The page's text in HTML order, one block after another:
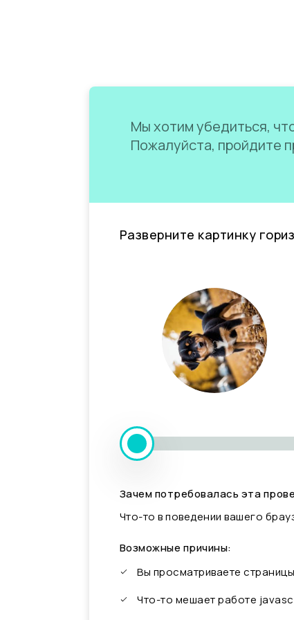
Мы хотим убедиться,
Пожалуйста, пройдите
Разверните картинку
Зачем потребовалась эта
Что-то в поведении вашего
Возможные причины:
Вы просматриваете
Что-то мешает работе